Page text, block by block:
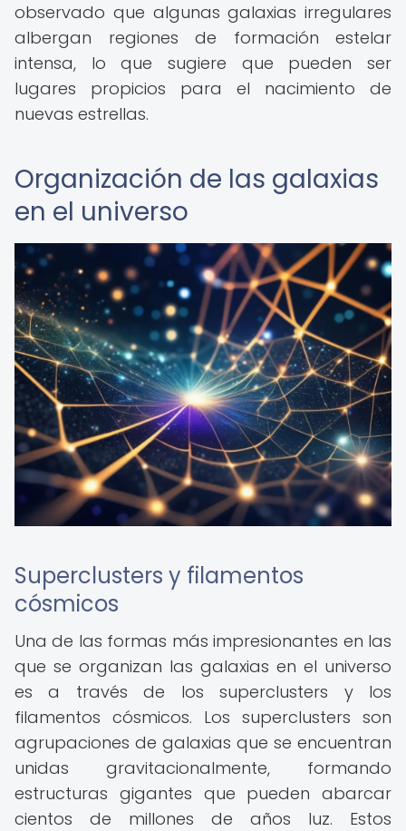
observado que algunas galaxias irregulares
albergan regiones de formación estelar
intensa, lo que sugiere que pueden ser
lugares propicios para el nacimiento de
nuevas estrellas.
Organización de las galaxias
en el universo
Superclusters y filamentos
cósmicos
Una de las formas más impresionantes en las
que se organizan las galaxias en el universo
es a través de los superclusters y los
filamentos cósmicos. Los superclusters son
agrupaciones de galaxias que se encuentran
unidas gravitacionalmente, formando
estructuras gigantes que pueden abarcar
cientos de millones de años luz. Estos